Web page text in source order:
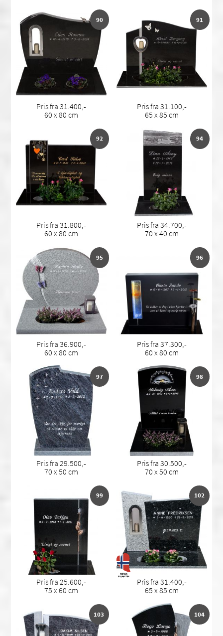
90
Pris fra 31.400,-
60 x 80 cm
91
Pris fra 31.100,-
65 x 85 cm
92
Pris fra 31.800,-
60 x 80 cm
94
Pris fra 34.700,-
70 x 40 cm
95
Pris fra 36.900,-
60 x 80 cm
96
Pris fra 37.300,-
60 x 80 cm
97
Pris fra 29.500,-
70 x 50 cm
98
Pris fra 30.500,-
70 x 50 cm
99
Pris fra 25.600,-
75 x 60 cm
102
Pris fra 31.400,-
65 x 85 cm
103 104